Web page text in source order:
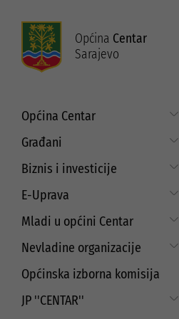
Općina Centar
Sarajevo
Općina Centar
Općinski načelnik
Zakoni i propisi
ISO standardi
Budžet
Građani
Put do prava
Mjesne zajednice
Servisne informacije
Najam i korištenje općinskih
Biznis i investicije
Digitalizacija poslovanja
unaprjeđenje poduzetništva
Refundacija troškova certificiranja
Aktuelni projekti
Strateški dokumenti
E-Uprava
Moj Centar
Mladi u općini Centar
Strategija prema mladima
Javni poziv za dodjelu sredstava za
aktivizam mladih
Nevladine organizacije
Saradnja sa nevladinim
organizacijama
Javni pozivi i konkursi
Općinska izborna komisija
JP ''CENTAR''